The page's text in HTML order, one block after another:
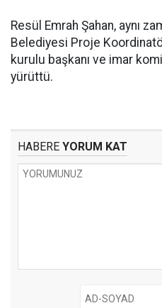
Resül Emrah Şahan, aynı
Belediyesi Proje
kurulu başkanı ve imar
yürüttü.
HABERE YORUM KAT